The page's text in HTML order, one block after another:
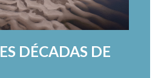
DÉCADAS DE